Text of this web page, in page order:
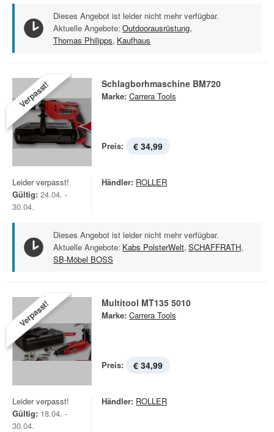
Dieses Angebot ist leider nicht mehr verfügbar.
Aktuelle Angebote: Outdoorausrüstung,
Thomas Philipps, Kaufhaus
Verpasst! Schlagborhmaschine BM720
Marke: Carrera Tools
Preis: € 34,99
Leider verpasst!
Gültig: 24.04. -
30.04.
Händler: ROLLER
Dieses Angebot ist leider nicht mehr verfügbar.
Aktuelle Angebote: Kabs PolsterWelt, SCHAFFRATH,
SB-Möbel BOSS
Verpasst! Multitool MT135 5010
Marke: Carrera Tools
Preis: € 34,99
Leider verpasst!
Gültig: 18.04. -
30.04.
Händler: ROLLER